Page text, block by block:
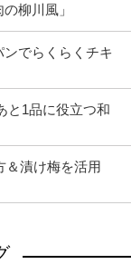
柳川風」
ンでらくらくチキ
と1品に役立つ和
＆漬け梅を活用